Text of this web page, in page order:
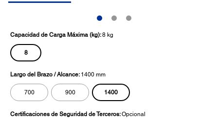
Capacidad de Carga Máxima (kg):8 kg
8
Largo del Brazo / Alcance: 1400 mm
700 900 1400
Certificaciones de Seguridad de Terceros:Opcional